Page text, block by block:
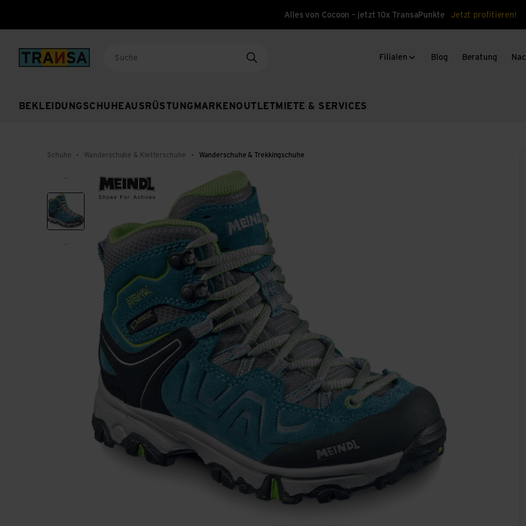
Alles von Cocoon – jetzt 10x TransaPunkte Jetzt profitieren!
Back to home
BEKLEIDUNGSCHUHEAUSRÜSTUNG MARKEN OUTLET MIETE & SERVICES
Filialen Blog Beratung
Schuhe Wanderschuhe & Kletterschuhe Wanderschuhe & Trekkingschuhe